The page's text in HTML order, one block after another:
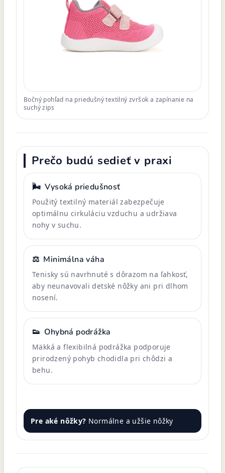
Bočný pohľad na priedušný textilný zvršok a zapínanie na
suchý zips
Prečo budú sedieť v praxi
🌬️ Vysoká priedušnosť
Použitý textilný materiál zabezpečuje
optimálnu cirkuláciu vzduchu a udržiava
nohy v suchu.
⚖️ Minimálna váha
Tenisky sú navrhnuté s dôrazom na ľahkosť,
aby neunavovali detské nôžky ani pri dlhom
nosení.
👟 Ohybná podrážka
Mäkká a flexibilná podrážka podporuje
prirodzený pohyb chodidla pri chôdzi a
behu.
Pre aké nôžky? Normálne a užšie nôžky